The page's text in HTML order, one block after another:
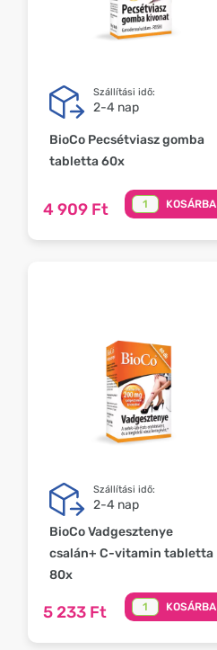
Szállítási idő:
2-4 nap
BioCo Pecsétviasz gomba
tabletta 60x
4 909 Ft KOSÁRBA
Szállítási idő:
2-4 nap
BioCo Vadgesztenye
csalán+ C-vitamin tabletta
80x
5 233 Ft KOSÁRBA